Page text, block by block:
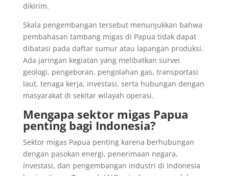
dikirim.
Skala pengembangan tersebut menunjukkan bahwa
pembahasan tambang migas di Papua tidak dapat
dibatasi pada daftar sumur atau lapangan produksi.
Ada jaringan kegiatan yang melibatkan survei
geologi, pengeboran, pengolahan gas, transportasi
laut, tenaga kerja, investasi, serta hubungan dengan
masyarakat di sekitar wilayah operasi.
Mengapa sektor migas Papua
penting bagi Indonesia?
Sektor migas Papua penting karena berhubungan
dengan pasokan energi, penerimaan negara,
investasi, dan pengembangan industri di Indonesia